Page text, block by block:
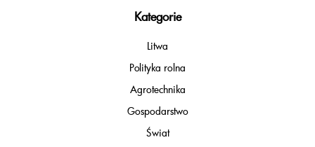
Kategorie
Litwa
Polityka rolna
Agrotechnika
Gospodarstwo
Świat